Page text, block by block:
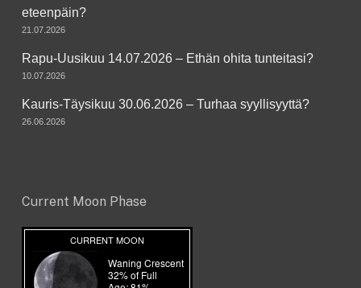
eteenpäin?
21.07.2026
Rapu-Uusikuu 14.07.2026 – Ethän ohita tunteitasi?
10.07.2026
Kauris-Täysikuu 30.06.2026 – Turhaa syyllisyyttä?
26.06.2026
Current Moon Phase